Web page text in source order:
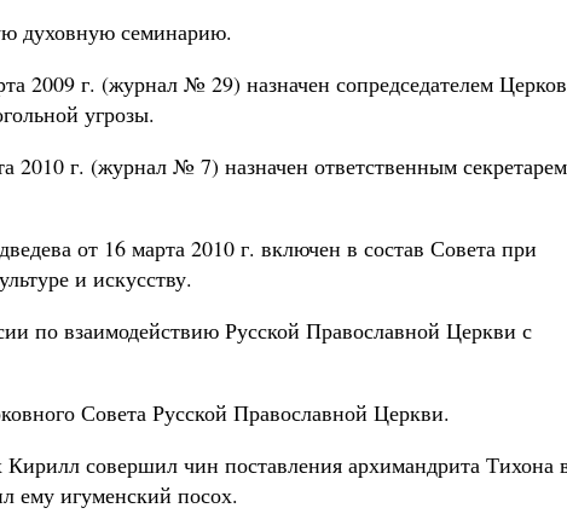
духовную семинарию.
2009 г. (журнал № 29) назначен сопредседателем
угрозы.
г. (журнал № 7) назначен ответственным секретарем
от 16 марта 2010 г. включен в состав Совета при
и искусству.
по взаимодействию Русской Православной Церкви с
Совета Русской Православной Церкви.
совершил чин поставления архимандрита Тихона
ему игуменский посох.